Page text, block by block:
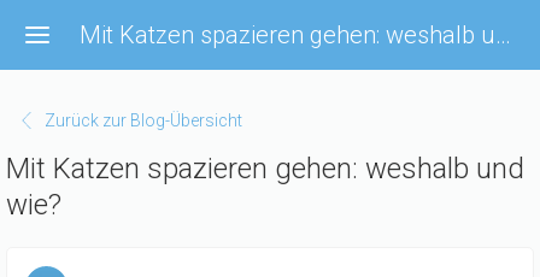
zum
Inhalt
Mit Katzen spazieren gehen: weshalb und wie?
Zurück zur Blog-Übersicht
Mit Katzen spazieren gehen: weshalb und
wie?